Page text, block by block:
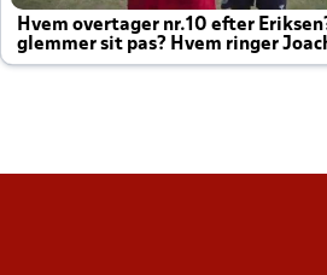
Hvem overtager nr.10 efter
glemmer sit pas? Hvem ringer
altid til efter kampe?